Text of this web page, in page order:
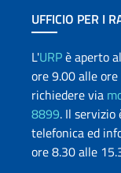
UFFICIO PER I
L'URPè aperto
ore 9.00 alle
richiedere via
8899. Il
telefonica ed
ore 8.30 alle